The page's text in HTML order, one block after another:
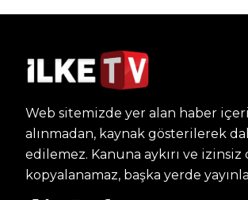
Web sitemizde yer alan haber
alınmadan, kaynak gösterilerek
edilemez. Kanuna aykırı ve izinsiz
kopyalanamaz, başka yerde